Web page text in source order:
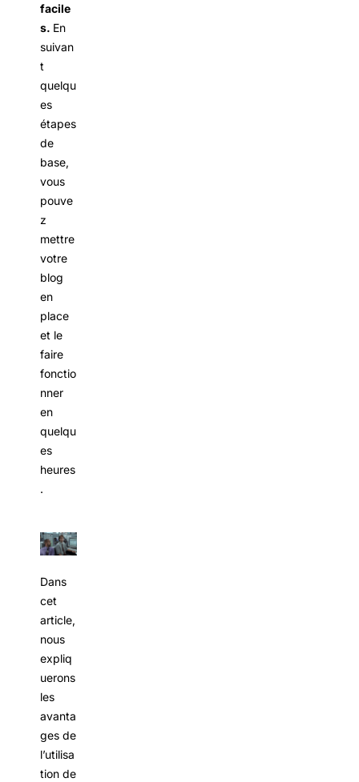
facile
s. En
suivan
t
quelqu
es
étapes
de
base,
vous
pouve
z
mettre
votre
blog
en
place
et le
faire
fonctio
nner
en
quelqu
es
heures
.
Dans
cet
article,
nous
expliq
uerons
les
avanta
ges de
l’utilisa
tion de